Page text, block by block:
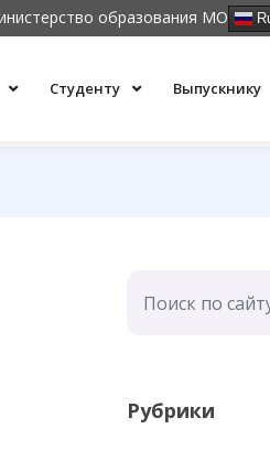
образования МО
Студенту Выпускнику
Рубрики